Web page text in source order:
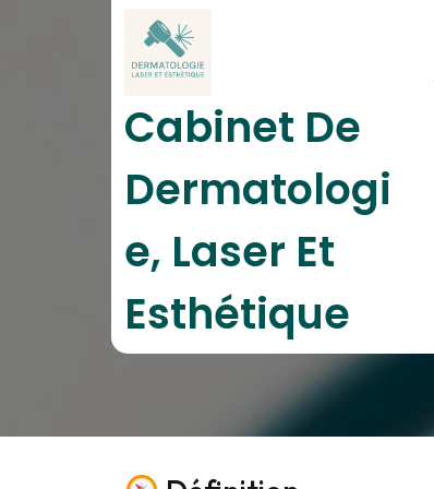
Cabinet De
Dermatologi
E, Laser Et
Esthétique